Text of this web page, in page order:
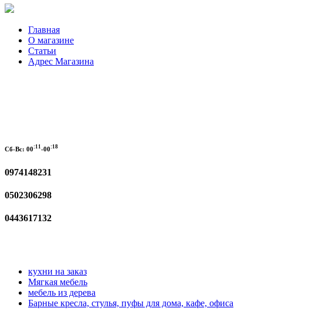
Главная
О магазине
Статьи
Адрес Магазина
Сб-Вс: 00:11 -00:18
0974148231
0502306298
0443617132
кухни на заказ
Мягкая мебель
мебель из дерева
Барные кресла, стулья, пуфы для дома, кафе, офиса